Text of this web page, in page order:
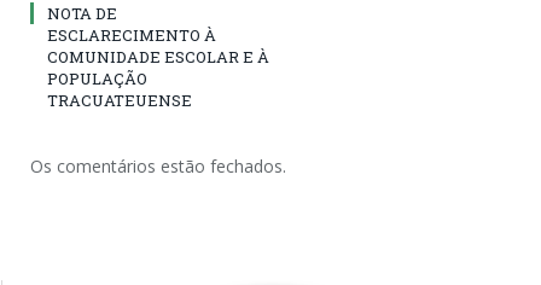
NOTA DE
ESCLARECIMENTO À
COMUNIDADE ESCOLAR E À
POPULAÇÃO
TRACUATEUENSE
Os comentários estão fechados.